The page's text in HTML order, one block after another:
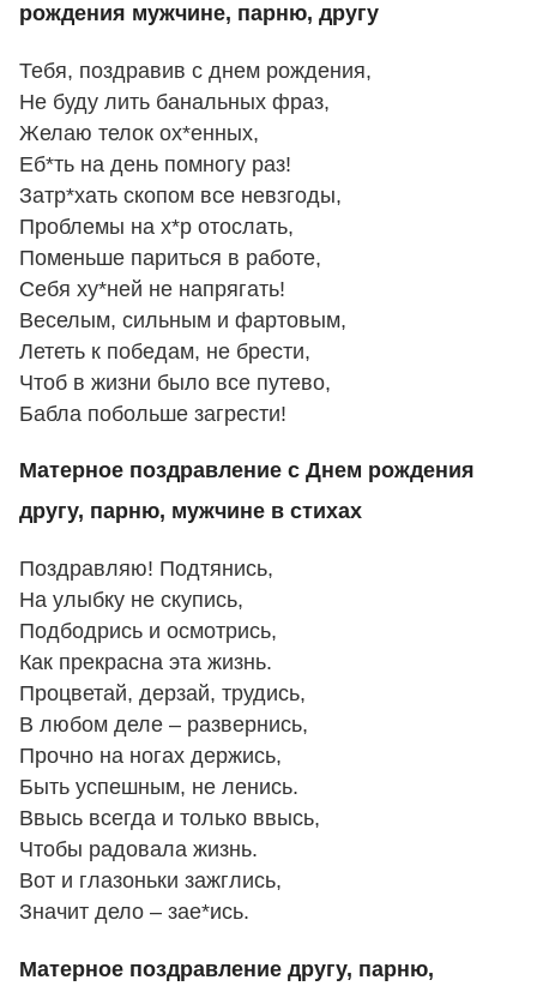
рождения мужчине, парню, другу
Тебя, поздравив с днем рождения,
Не буду лить банальных фраз,
Желаю телок ох*енных,
Еб*ть на день помногу раз!
Затр*хать скопом все невзгоды,
Проблемы на х*р отослать,
Поменьше париться в работе,
Себя ху*ней не напрягать!
Веселым, сильным и фартовым,
Лететь к победам, не брести,
Чтоб в жизни было все путево,
Бабла побольше загрести!
Матерное поздравление с Днем рождения
другу, парню, мужчине в стихах
Поздравляю! Подтянись,
На улыбку не скупись,
Подбодрись и осмотрись,
Как прекрасна эта жизнь.
Процветай, дерзай, трудись,
В любом деле – развернись,
Прочно на ногах держись,
Быть успешным, не ленись.
Ввысь всегда и только ввысь,
Чтобы радовала жизнь.
Вот и глазоньки зажглись,
Значит дело – зае*ись.
Матерное поздравление другу, парню,